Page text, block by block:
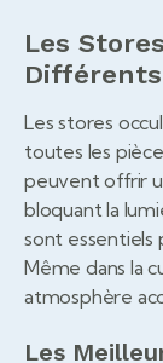
Les
Différents
Les stores
toutes les
peuvent offrir
bloquant la
sont essentiels
Même dans la
atmosphère
Les